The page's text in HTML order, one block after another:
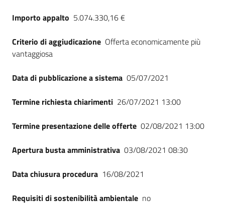
Importo appalto 5.074.330,16 €
Criterio di aggiudicazione Offerta economicamente più
vantaggiosa
Data di pubblicazione a sistema 05/07/2021
Termine richiesta chiarimenti 26/07/2021 13:00
Termine presentazione delle offerte 02/08/2021 13:00
Apertura busta amministrativa 03/08/2021 08:30
Data chiusura procedura 16/08/2021
Requisiti di sostenibilità ambientale no